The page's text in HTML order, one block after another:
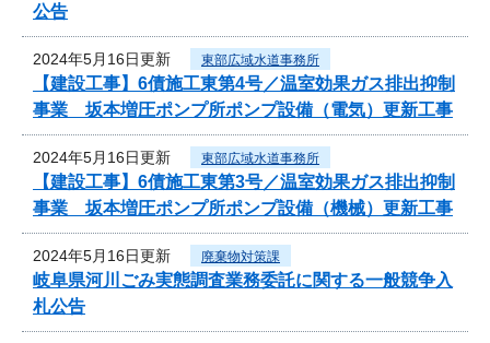
公告
2024年5月16日更新 東部広域水道事務所
【建設工事】6債施工東第4号／温室効果ガス排出抑制
事業 坂本増圧ポンプ所ポンプ設備（電気）更新工事
2024年5月16日更新 東部広域水道事務所
【建設工事】6債施工東第3号／温室効果ガス排出抑制
事業 坂本増圧ポンプ所ポンプ設備（機械）更新工事
2024年5月16日更新 廃棄物対策課
岐阜県河川ごみ実態調査業務委託に関する一般競争入
札公告